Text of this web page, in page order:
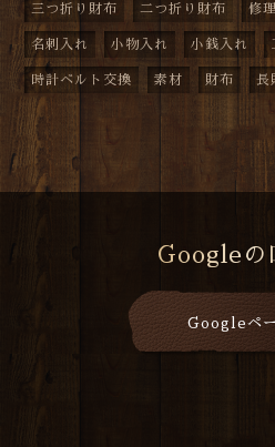
三つ折り財布 二つ折り財布 修理
名刺入れ 小物入れ 小銭入れ
時計ベルト交換 素材 財布 長
Googleの
Googleペ